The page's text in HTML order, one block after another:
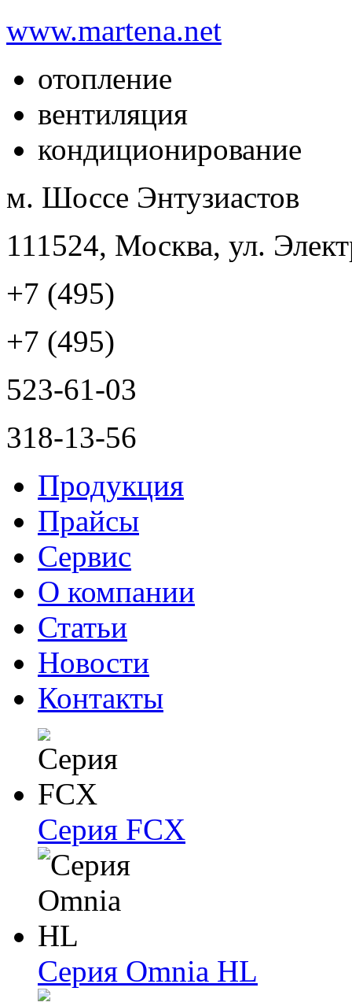
www.martena.net
отопление
вентиляция
кондиционирование
м. Шоссе Энтузиастов
111524, Москва, ул.
+7 (495)
+7 (495)
523-61-03
318-13-56
Продукция
Прайсы
Сервис
О компании
Статьи
Новости
Контакты
Серия FCX
Серия Omnia HL